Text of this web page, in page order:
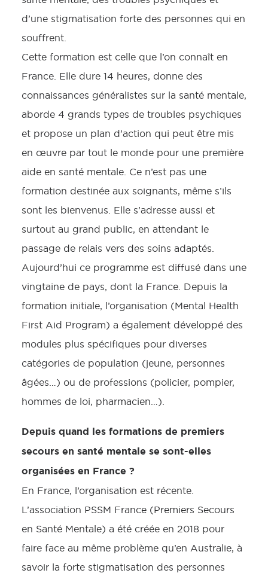
d’une stigmatisation forte des personnes qui en
souffrent.
Cette formation est celle que l’on connaît en
France. Elle dure 14 heures, donne des
connaissances généralistes sur la santé mentale,
aborde 4 grands types de troubles psychiques
et propose un plan d’action qui peut être mis
en œuvre par tout le monde pour une première
aide en santé mentale. Ce n’est pas une
formation destinée aux soignants, même s’ils
sont les bienvenus. Elle s’adresse aussi et
surtout au grand public, en attendant le
passage de relais vers des soins adaptés.
Aujourd’hui ce programme est diffusé dans une
vingtaine de pays, dont la France. Depuis la
formation initiale, l’organisation (Mental Health
First Aid Program) a également développé des
modules plus spécifiques pour diverses
catégories de population (jeune, personnes
âgées…) ou de professions (policier, pompier,
hommes de loi, pharmacien…).
Depuis quand les formations de premiers
secours en santé mentale se sont-elles
organisées en France ?
En France, l’organisation est récente.
L’association PSSM France (Premiers Secours
en Santé Mentale) a été créée en 2018 pour
faire face au même problème qu’en Australie, à
savoir la forte stigmatisation des personnes